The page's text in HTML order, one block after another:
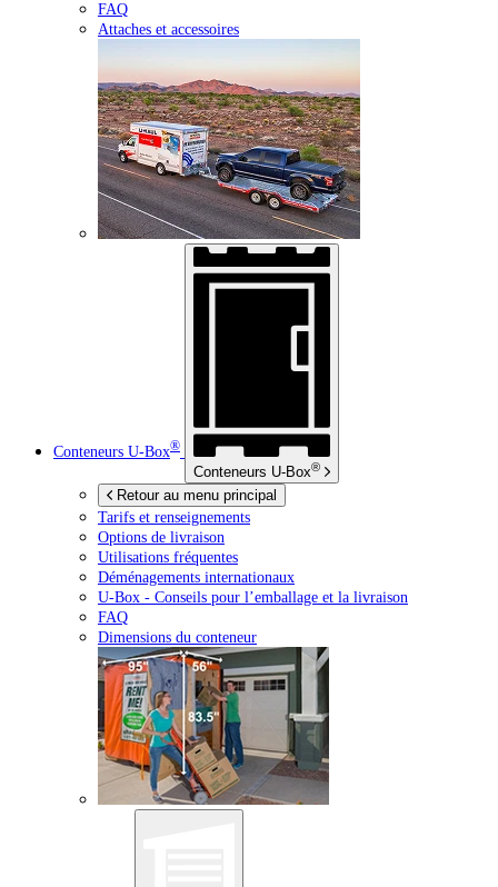
FAQ
Attaches et accessoires
Conteneurs U-Box®
Conteneurs U-Box®
Retour au menu principal
Tarifs et renseignements
Options de livraison
Utilisations fréquentes
Déménagements internationaux
U-Box - Conseils pour l’emballage et la livraison
FAQ
Dimensions du conteneur